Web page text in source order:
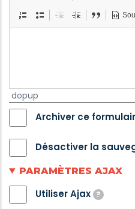
l'administration
Category
Archiver ce
If
checked,
this
webform
Désactiver la
If
saving
of
PARAMÈTRES AJAX
Utiliser Ajax ?